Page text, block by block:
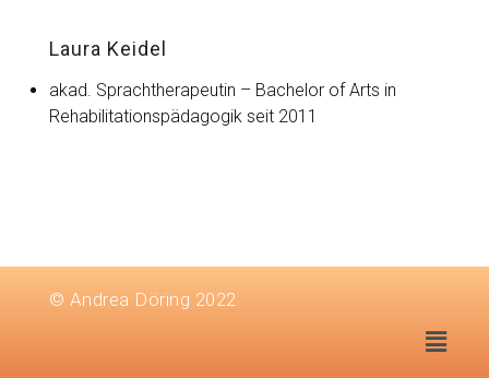
Laura Keidel
akad. Sprachtherapeutin – Bachelor of Arts in
Rehabilitationspädagogik seit 2011
© Andrea Döring 2022